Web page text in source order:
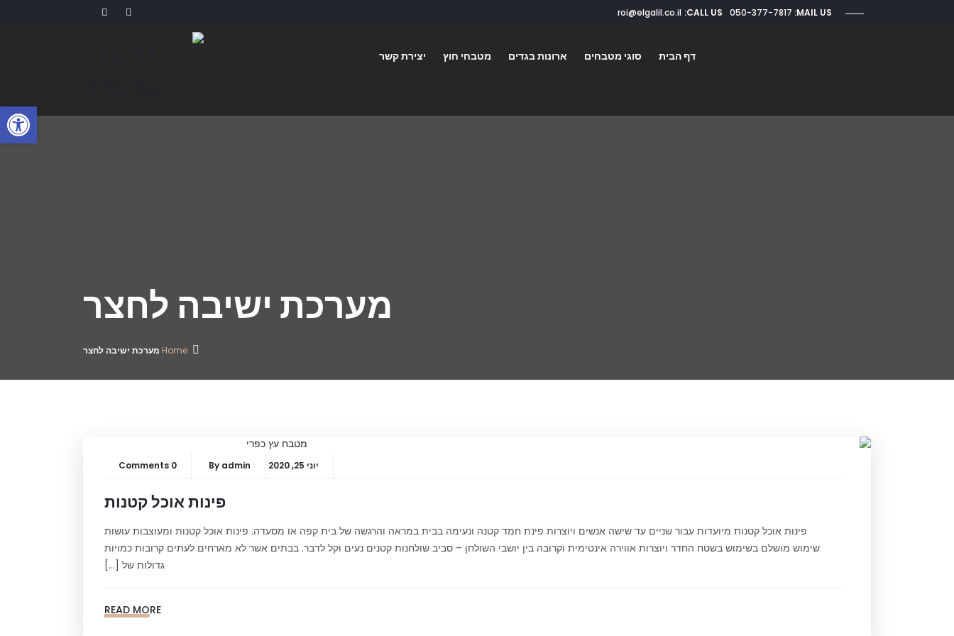
MAIL US:
CALL US: 050-377-7817
דף הבית סוגי מטבחים ארונות בגדים מטבחי חוץ יצירת קשר
מערכת ישיבה לחצר
Home מערכת ישיבה לחצר
יוני 25, 2020 By admin
0 Comments
פינות אוכל קטנות
פינות אוכל קטנות מיועדות עבור שניים עד שישה אנשים ויוצרות פינת חמד קטנה ונעימה בבית במראה והרגשה של בית קפה או מסעדה. פינות אוכל קטנות ומעוצבות עושות
שימוש מושלם בשימוש בשטח החדר ויוצרות אווירה אינטימית וקרובה בין יושבי השולחן – סביב שולחנות קטנים נעים וקל לדבר. בבתים אשר לא מארחים לעתים קרובות כמויות
גדולות של […]
READ MORE